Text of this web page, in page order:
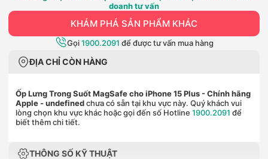
doanh tư vấn
KHÁM PHÁ SẢN PHẨM KHÁC
Gọi1900.2091 để được tư vấn mua hàng
ĐỊA CHỈ CÒN HÀNG
Ốp Lưng Trong Suốt MagSafe cho iPhone 15 Plus - Chính hãng
Apple - undefinedchưa có sẵn tại khu vực này. Quý khách vui
lòng chọn khu vực khác hoặc gọi đến số Hotline 1900.2091 để
biết thêm chi tiết.
THÔNG SỐ KỸ THUẬT